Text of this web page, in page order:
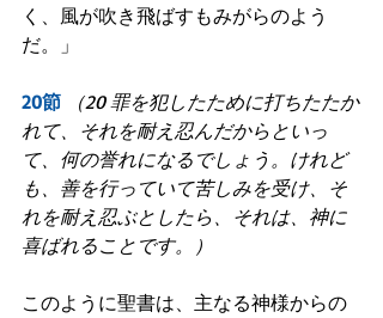
く、風が吹き飛ばすもみがらのよう
だ。」
20節
（20 罪を犯したために打ちたたか
れて、それを耐え忍んだからといっ
て、何の誉れになるでしょう。けれど
も、善を行っていて苦しみを受け、そ
れを耐え忍ぶとしたら、それは、神に
喜ばれることです。）
このように聖書は、主なる神様からの